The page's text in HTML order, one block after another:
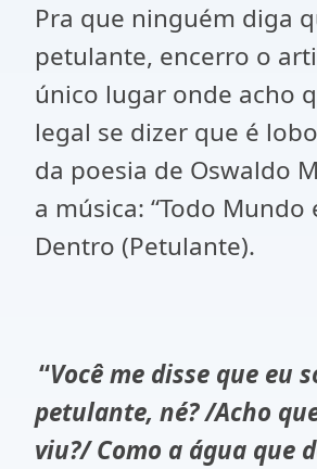
Pra que ninguém diga
petulante, encerro o
único lugar onde acho
legal se dizer que é
da poesia de Oswaldo
a música: “Todo Mundo
Dentro (Petulante).
“Você me disse que eu
petulante, né? /Acho
viu?/ Como a água que